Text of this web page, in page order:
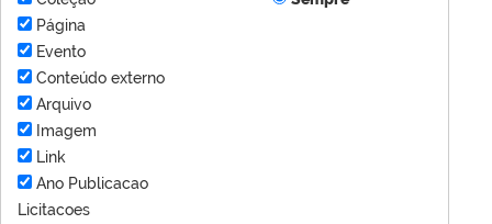
Página
Evento
Conteúdo externo
Arquivo
Imagem
Link
Ano Publicacao
Licitacoes